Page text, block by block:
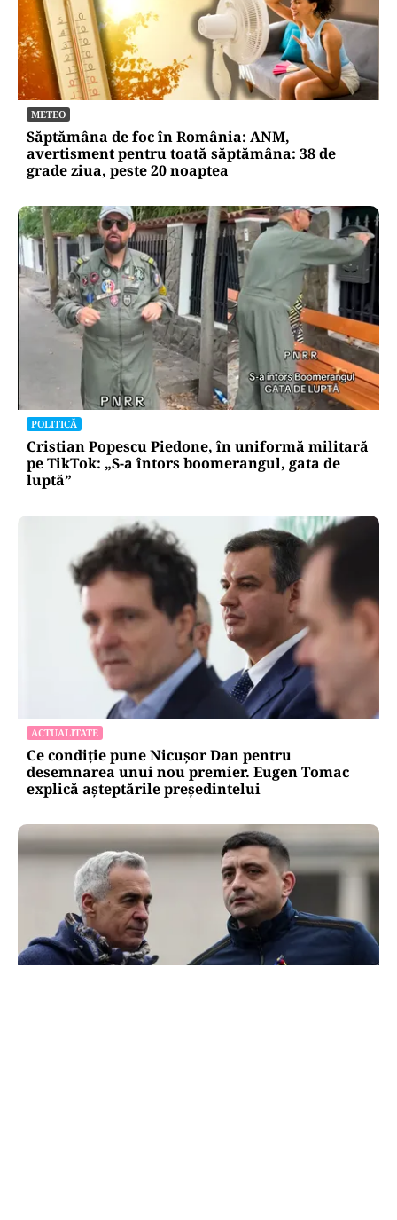
METEO
Săptămâna de foc în România: ANM,
avertisment pentru toată săptămâna: 38 de
grade ziua, peste 20 noaptea
POLITICĂ
Cristian Popescu Piedone, în uniformă militară
pe TikTok: „S-a întors boomerangul, gata de
luptă”
ACTUALITATE
Ce condiție pune Nicușor Dan pentru
desemnarea unui nou premier. Eugen Tomac
explică așteptările președintelui